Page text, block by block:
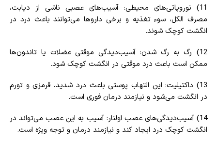
11) نوروپاتی‌های محیطی: آسیب‌های عصبی ناشی از دیابت،
مصرف الکل، سوء تغذیه و برخی داروها می‌توانند باعث درد در
انگشت کوچک شوند.
12) رگ به رگ شدن: آسیب‌دیدگی موقتی عضلات یا تاندون‌ها
ممکن است باعث درد موقتی در انگشت کوچک شود.
13) داکتیلیت: این التهاب پوستی باعث درد شدید، قرمزی و تورم
در انگشت می‌شود و نیازمند درمان فوری است.
14) آسیب‌دیدگی‌های عصب اولنار: آسیب به این عصب می‌تواند در
انگشت کوچک درد ایجاد کند و نیازمند درمان و توجه ویژه است.